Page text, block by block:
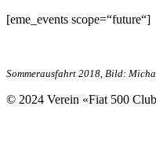
[eme_events scope=“future“]
Sommerausfahrt 2018, Bild:
© 2024 Verein «Fiat 500